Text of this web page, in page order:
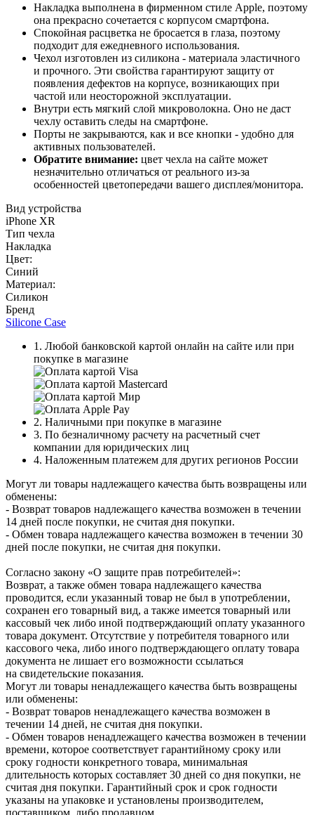
Накладка выполнена в фирменном стиле Apple, поэтому
она прекрасно сочетается с корпусом смартфона.
Спокойная расцветка не бросается в глаза, поэтому
подходит для ежедневного использования.
Чехол изготовлен из силикона - материала эластичного
и прочного. Эти свойства гарантируют защиту от
появления дефектов на корпусе, возникающих при
частой или неосторожной эксплуатации.
Внутри есть мягкий слой микроволокна. Оно не даст
чехлу оставить следы на смартфоне.
Порты не закрываются, как и все кнопки - удобно для
активных пользователей.
Обратите внимание: цвет чехла на сайте может
незначительно отличаться от реального из-за
особенностей цветопередачи вашего дисплея/монитора.
Вид устройства
iPhone XR
Тип чехла
Накладка
Цвет:
Синий
Материал:
Силикон
Бренд
Silicone Case
1. Любой банковской картой онлайн на сайте или при
покупке в магазине
2. Наличными при покупке в магазине
3. По безналичному расчету на расчетный счет
компании для юридических лиц
4. Наложенным платежем для других регионов России
Могут ли товары надлежащего качества быть возвращены или
обменены:
- Возврат товаров надлежащего качества возможен в течении
14 дней после покупки, не считая дня покупки.
- Обмен товара надлежащего качества возможен в течении 30
дней после покупки, не считая дня покупки.
Согласно закону «О защите прав потребителей»:
Возврат, а также обмен товара надлежащего качества
проводится, если указанный товар не был в употреблении,
сохранен его товарный вид, а также имеется товарный или
кассовый чек либо иной подтверждающий оплату указанного
товара документ. Отсутствие у потребителя товарного или
кассового чека, либо иного подтверждающего оплату товара
документа не лишает его возможности ссылаться
на свидетельские показания.
Могут ли товары ненадлежащего качества быть возвращены
или обменены:
- Возврат товаров ненадлежащего качества возможен в
течении 14 дней, не считая дня покупки.
- Обмен товаров ненадлежащего качества возможен в течении
времени, которое соответствует гарантийному сроку или
сроку годности конкретного товара, минимальная
длительность которых составляет 30 дней со дня покупки, не
считая дня покупки. Гарантийный срок и срок годности
указаны на упаковке и установлены производителем,
поставщиком, либо продавцом.